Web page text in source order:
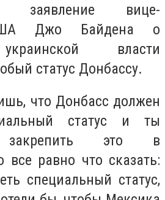
заявление вице-
Джо Байдена о
власти
статус Донбассу.
что Донбасс должен
статус и ты
закрепить это в
все равно что сказать:
специальный статус,